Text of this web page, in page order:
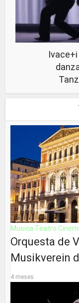
Musica Teatro
Orquesta de
Musikverein
4 meses